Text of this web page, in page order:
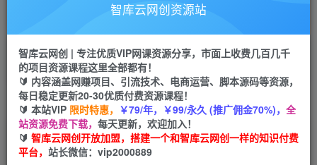
会员专属推广链接
网赚网创 项目
365天稳定跟新
APP下载
GO
首页 创业课程 会员免费 正文
微头条暴力涨粉技巧搬运文案就能涨几万粉丝，简
单0成本，日赚600【揭秘】
智库云网创资源站
智库云网创 | 专注优质VIP网课资源分享，市面上收费几百几千
的项目资源课程这里全部都有！
🔰 内容涵盖网赚项目、引流技术、电商运营、脚本源码等资源，
每日稳定更新20-30优质付费资源课程！
🔰 本站VIP 限时特惠， ￥79/年，￥99/永久 (推广佣金70%)， 全
站资源免费下载， 每天更新，欢迎加入！
🔰 智库云网创开放加盟，搭建一个和智库云网创一样的知识付费
平台， 站长微信：vip2000889